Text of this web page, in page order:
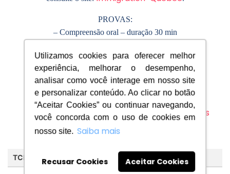
Utilizamos cookies para oferecer melhor
experiência, melhorar o desempenho,
analisar como você interage em nosso site
e personalizar conteúdo. Ao clicar no botão
“Aceitar Cookies” ou continuar navegando,
você concorda com o uso de cookies em
nosso site. Saiba mais
Recusar Cookies Aceitar Cookies
PROVAS:
– Compreensão oral – duração 30 min
– Compreensão escrita – duração 45 min
– Expressão escrita – duração 1h
Consulte o manual do candidato
Saiba mais
TCF ANF